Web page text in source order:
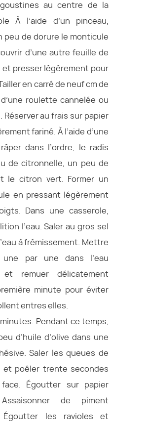
au centre de la
À l’aide d’un pinceau,
peu de dorure le monticule
d’une autre feuille de
et presser légèrement pour
en carré de neuf cm de
roulette cannelée ou
Réserver au frais sur papier
fariné. À l’aide d’une
dans l’ordre, le radis
de citronnelle, un peu de
le citron vert. Former un
en pressant légèrement
Dans une casserole,
l’eau. Saler au gros sel
à frémissement. Mettre
une par une dans l’eau
et remuer délicatement
minute pour éviter
entres elles.
Pendant ce temps,
d’huile d’olive dans une
Saler les queues de
et poêler trente secondes
Égoutter sur papier
de piment
Égoutter les ravioles et